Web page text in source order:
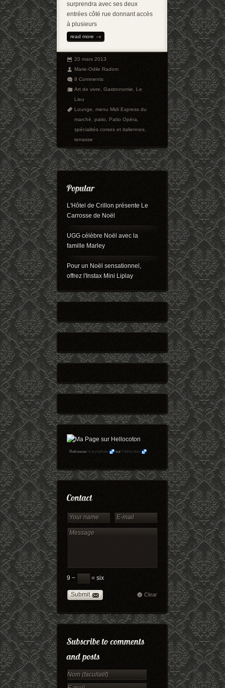
surprendra avec ses deux
entrées côté rue donnant accès
à plusieurs
read more
20 mars 2013
Marie-Odile Radom
8 Comments
Art de vivre,Gastronomie,Le
Lieu
Lounge,menu Midi Express du
marché,patio,Patio Opéra,
spécialités corses et italiennes,
terrasse
L'Hôtel de Crillon présente Le
Carrosse de Noël
UGG célèbre Noël avec la
famille Marley
Pour un Noël sensationnel,
offrez l'Instax Mini Liplay
Retrouvezmaryophoto surHellocoton
9 − = six
Submit Clear